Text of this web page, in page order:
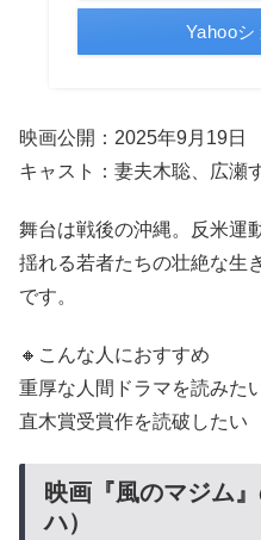
Yahoo
映画公開：2025年9月19日
キャスト：妻夫木聡、広瀬
舞台は戦後の沖縄。反米運
揺れる若者たちの壮絶な生
です。
🔸こんな人におすすめ
重厚な人間ドラマを読みた
直木賞受賞作を読破したい
映画『風のマジム
ハ）